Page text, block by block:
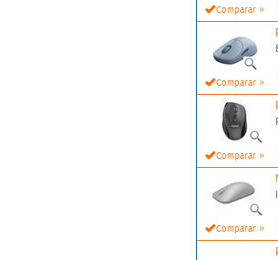
Comparar »
Comparar »
Comparar »
Comparar »